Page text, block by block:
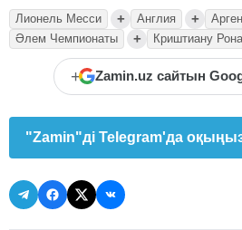
Лионель Месси + Англия +
Әлем Чемпионаты + Криштиану
+ Zamin.uz сайтын
"Zamin"ді Telegram'да